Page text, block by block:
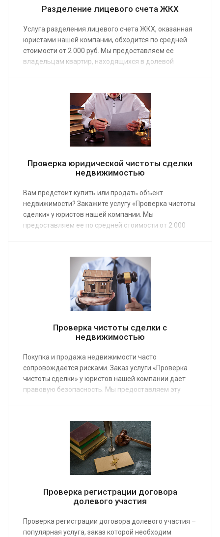
Разделение лицевого счета ЖКХ
Услуга разделения лицевого счета ЖКХ, оказанная
юристами нашей компании, обходится по средней
стоимости от 2 000 руб. Мы предоставляем ее
владельцам квартир, находящихся в долевой
Проверка юридической чистоты сделки
недвижимостью
Вам предстоит купить или продать объект
недвижимости? Закажите услугу «Проверка чистоты
сделки» у юристов нашей компании. Мы
предоставляем ее по средней стоимости от 2 000
обмене, дарении коммерческих и жилых объектов.
Проверка чистоты сделки с
недвижимостью
Покупка и продажа недвижимости часто
сопровождается рисками. Заказ услуги «Проверка
чистоты сделки» у юристов нашей компании дает
правовую безопасность. Мы предоставляем эту
Проверка регистрации договора
долевого участия
Проверка регистрации договора долевого участия –
популярная услуга, заказ которой необходим